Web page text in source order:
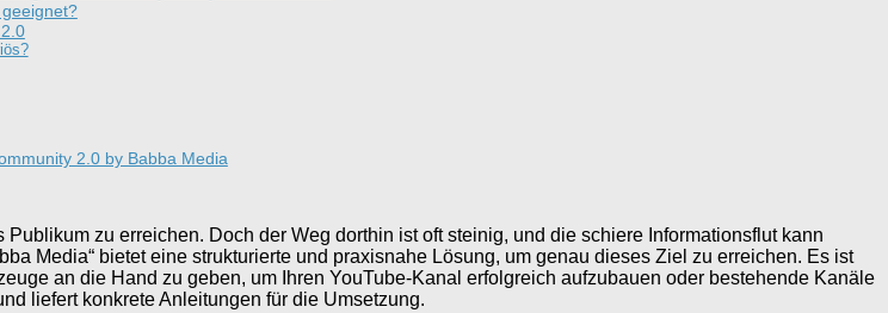
2.0 by Babba Media
zu erreichen. Doch der Weg dorthin ist oft steinig, und die schiere Informationsflut kann
Media“ bietet eine strukturierte und praxisnahe Lösung, um genau dieses Ziel zu erreichen. Es ist
an die Hand zu geben, um Ihren YouTube-Kanal erfolgreich aufzubauen oder bestehende Kanäle
liefert konkrete Anleitungen für die Umsetzung.